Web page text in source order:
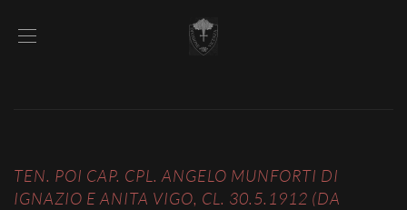
TEN. POI CAP. CPL. ANGELO MUNFORTI DI
IGNAZIO E ANITA VIGO, CL. 30.5.1912 (DA